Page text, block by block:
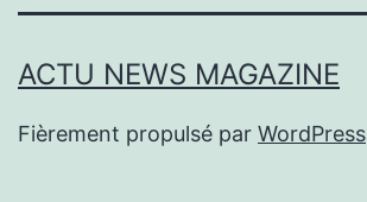
ACTU NEWS MAGAZINE
Fièrement propulsé par WordPress